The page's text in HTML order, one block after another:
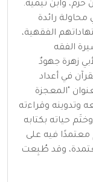
حزم، وابن تيمية.
رائدة
الفقهية،
الفقه
زهرة جهودٌ
في أعداد
"المعجزة
وتدوينه وقراءته
حياته بكتابه
معتمدًا فيه على
وقد طُبِعت